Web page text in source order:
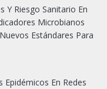
Y Riesgo Sanitario En
Microbianos
Estándares Para
En Redes